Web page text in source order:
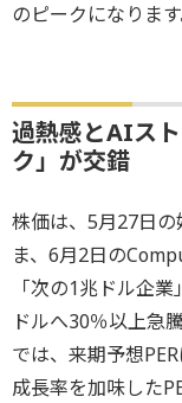
のピークになります
過熱感とAIス
ク」が交錯
株価は、5月27日
ま、6月2日の
「次の1兆ドル企
ドルへ30％以上急
では、来期予想
成長率を加味した